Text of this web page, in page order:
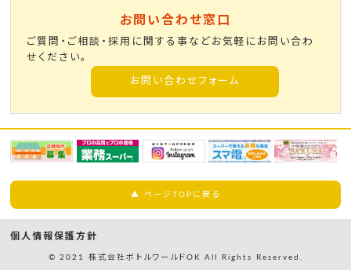
お問い合わせ窓口
ご質問・ご相談・採用に関する事などお気軽にお問い合わ
せください。
お問い合わせフォーム
▲ ページTOPに戻る
個人情報保護方針
© 2021 株式会社ボトルワールドOK All Rights Reserved.